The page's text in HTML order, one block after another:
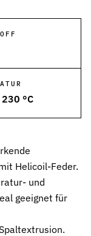
Systeme
und Pneumatik
Rotoren
°C
Helicoil-Feder.
und
geeignet für